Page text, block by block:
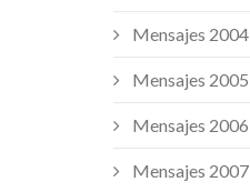
Mensajes 2004
Mensajes 2005
Mensajes 2006
Mensajes 2007